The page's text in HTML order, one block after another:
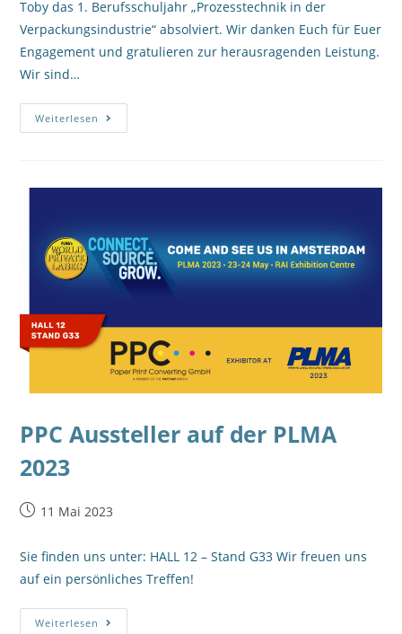
Toby das 1. Berufsschuljahr „Prozesstechnik in der
Verpackungsindustrie“ absolviert. Wir danken Euch für Euer
Engagement und gratulieren zur herausragenden Leistung.
Wir sind…
Weiterlesen
PPC Aussteller auf der PLMA
2023
11 Mai 2023
Sie finden uns unter: HALL 12 – Stand G33 Wir freuen uns
auf ein persönliches Treffen!
Weiterlesen